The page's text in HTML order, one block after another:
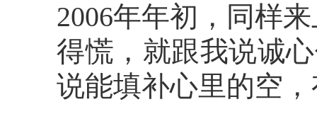
2006年年初，同样
得慌，就跟我说诚
说能填补心里的空